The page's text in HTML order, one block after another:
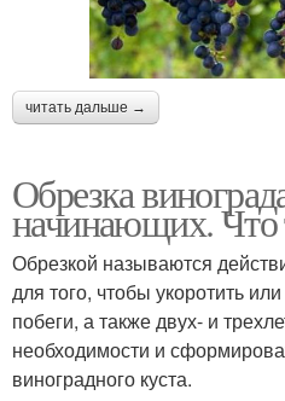
читать дальше →
Обрезка
начинающих. Что
Обрезкой называются
для того, чтобы укоротить
побеги, а также двух- и
необходимости и
виноградного куста.